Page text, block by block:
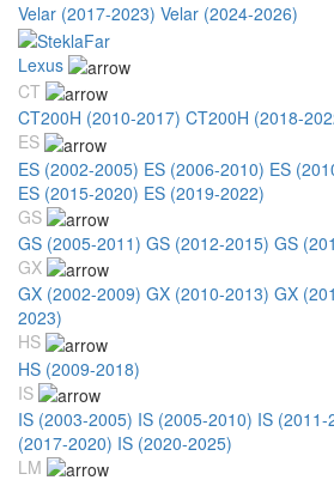
Velar (2017-2023) Velar (2024-2026)
Lexus
CT
CT200H (2010-2017) CT200H (2018-
ES
ES (2002-2005) ES (2006-2010) ES
ES (2015-2020) ES (2019-2022)
GS
GS (2005-2011) GS (2012-2015) GS
GX
GX (2002-2009) GX (2010-2013) GX
2023)
HS
HS (2009-2018)
IS
IS (2003-2005) IS (2005-2010) IS (2011-
(2017-2020) IS (2020-2025)
LM